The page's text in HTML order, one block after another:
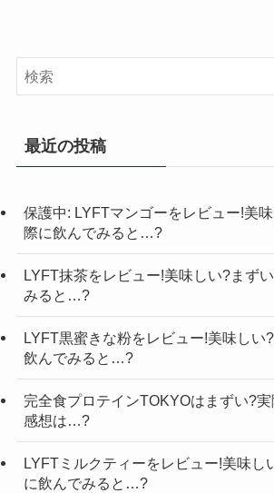
最近の投稿
保護中: LYFTマンゴーをレビュー!美
際に飲んでみると…?
LYFT抹茶をレビュー!美味しい?まず
みると…?
LYFT黒蜜きな粉をレビュー!美味しい
飲んでみると…?
完全食プロテインTOKYOはまずい?
感想は…?
LYFTミルクティーをレビュー!美味し
に飲んでみると…?